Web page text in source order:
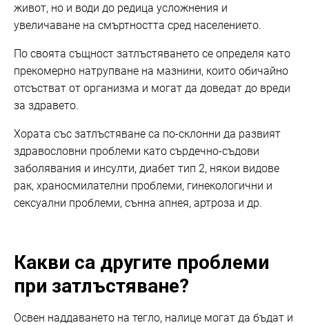
живот, но и води до редица усложнения и
увеличаване на смъртността сред населението.
По своята същност затлъстяването се определя като
прекомерно натрупване на мазнини, които обичайно
отсъстват от организма и могат да доведат до вреди
за здравето.
Хората със затлъстяване са по-склонни да развият
здравословни проблеми като сърдечно-съдови
заболявания и инсулти, диабет тип 2, някои видове
рак, храносмилателни проблеми, гинекологични и
сексуални проблеми, сънна апнея, артроза и др.
Какви са другите проблеми
при затлъстяване?
Освен наддаването на тегло, налице могат да бъдат и